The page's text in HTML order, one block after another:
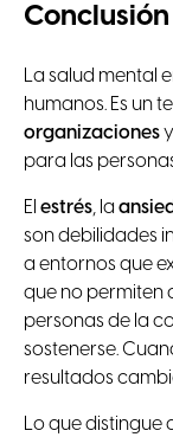
Conclusión
La salud mental
humanos. Es un
organizaciones
para las
El estrés, la
son debilidades
a entornos que
que no permiten
personas de la
sostenerse.
resultados
Lo que distingue